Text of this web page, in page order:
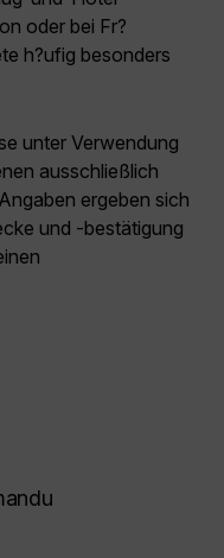
oder bei Fr?
h?ufig besonders
unter Verwendung
ausschließlich
ergeben sich
und -bestätigung